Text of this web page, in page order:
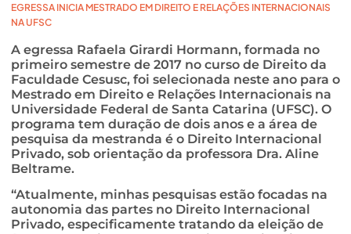
EGRESSA INICIA MESTRADO EM DIREITO E RELAÇÕES INTERNACIONAIS
NA UFSC
A egressa Rafaela Girardi Hormann, formada no
primeiro semestre de 2017 no curso de Direito da
Faculdade Cesusc, foi selecionada neste ano para o
Mestrado em Direito e Relações Internacionais na
Universidade Federal de Santa Catarina (UFSC). O
programa tem duração de dois anos e a área de
pesquisa da mestranda é o Direito Internacional
Privado, sob orientação da professora Dra. Aline
Beltrame.
“Atualmente, minhas pesquisas estão focadas na
autonomia das partes no Direito Internacional
Privado, especificamente tratando da eleição de